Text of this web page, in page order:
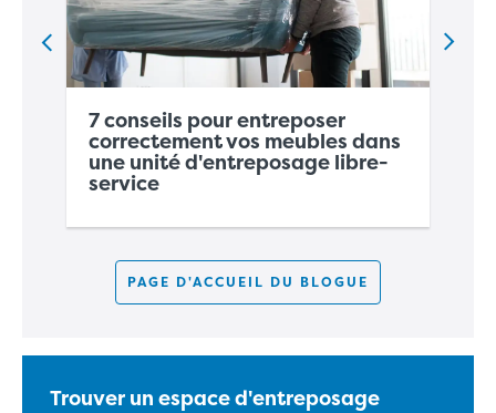
7 conseils pourentreposer
correctement vos meubles dans
une unité d'entreposage libre-
service
PAGE D'ACCUEIL DU BLOGUE
Trouver un espace d'entreposage